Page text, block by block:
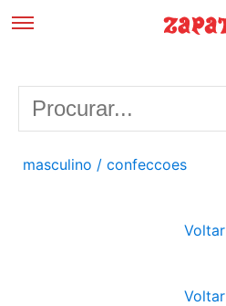
masculino / confeccoes
Voltar
Voltar